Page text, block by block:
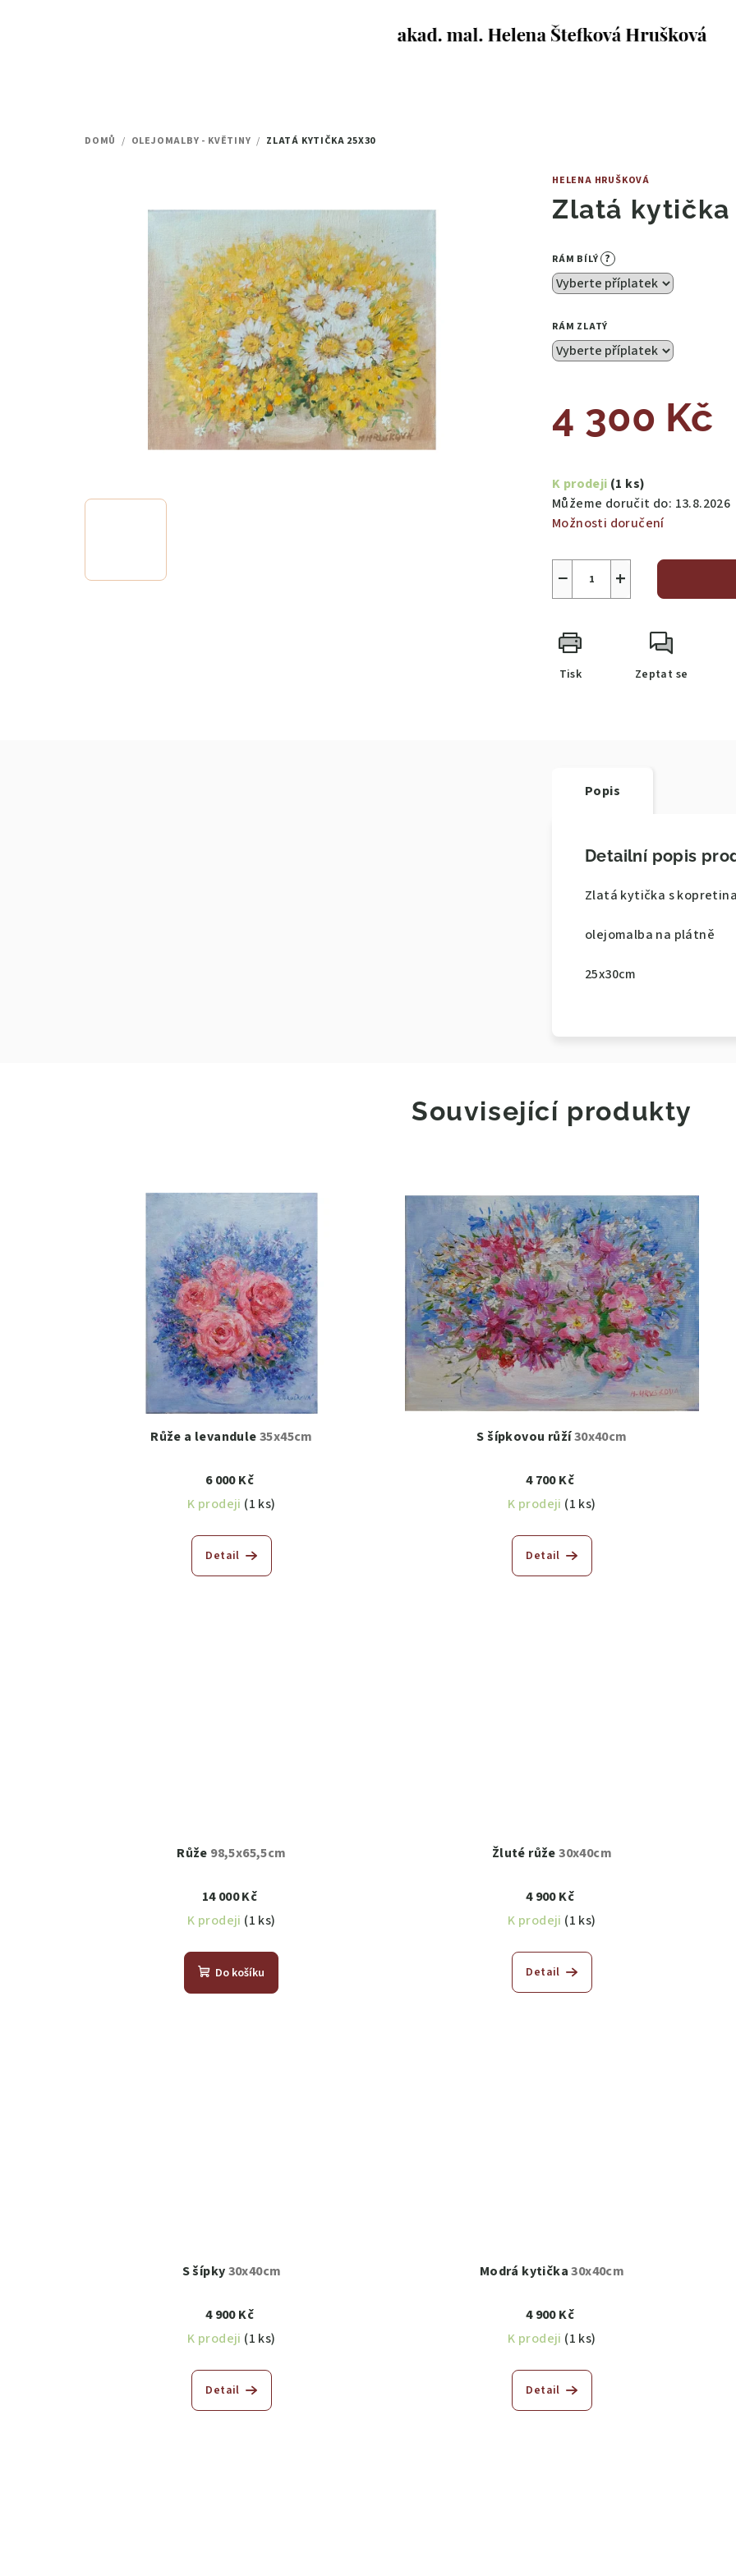
DOMŮ / OLEJOMALBY - KVĚTINY / ZLATÁ KYTIČKA 25X30
HELENA HRUŠKOVÁ
Zlatá kytička
RÁM BÍLÝ ?
RÁM ZLATÝ
4 300 Kč
cena:
K prodeji (1 ks)
Můžeme doručit do: 13.8.2026
Možnosti doručení
+
−
Tisk Zeptat se
Popis
Detailní popis
Zlatá kytička s
olejomalba na plátně
25x30cm
Související produkty
Růže a levandule35x45cm
6 000 Kč
K prodeji (1 ks)
Detail
S šípkovou růží30x40cm
4 700 Kč
K prodeji (1 ks)
Detail
Růže 98,5x65,5cm
14 000 Kč
K prodeji (1 ks)
Do košíku
Žluté růže30x40cm
4 900 Kč
K prodeji (1 ks)
Detail
S šípky30x40cm
4 900 Kč
K prodeji (1 ks)
Detail
Modrá kytička30x40cm
4 900 Kč
K prodeji (1 ks)
Detail